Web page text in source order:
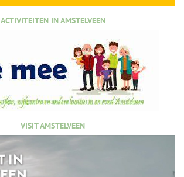
ACTIVITEITEN IN AMSTELVEEN
VISIT AMSTELVEEN